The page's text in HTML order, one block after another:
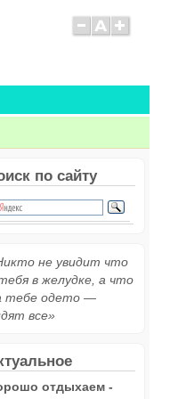
по сайту
не увидит что
в желудке, а что
тебе одето —
все»
отдыхаем -